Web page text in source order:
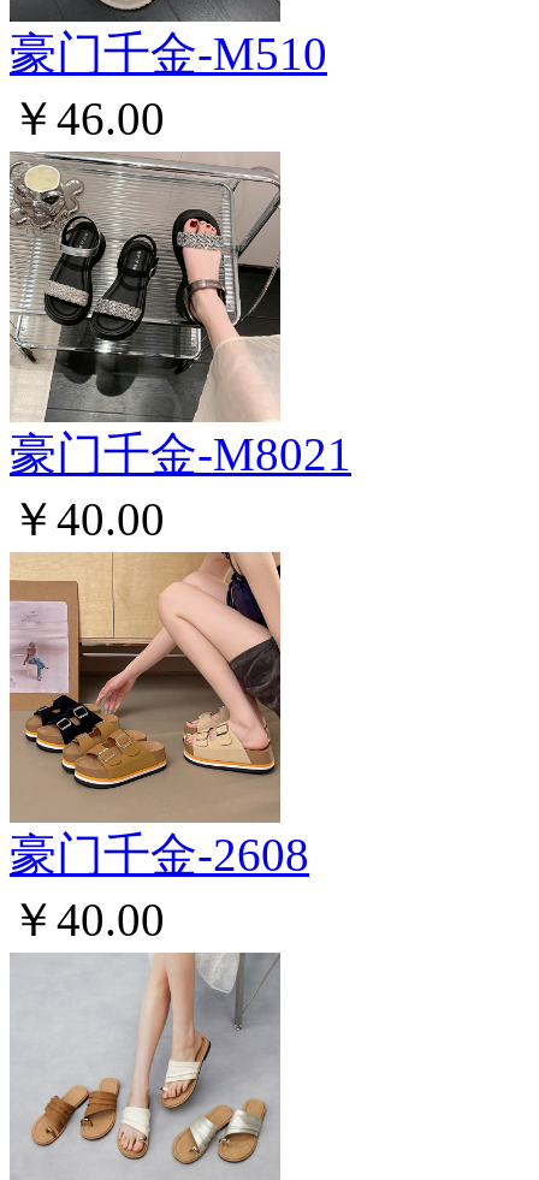
豪门千金-M510
￥46.00
豪门千金-M8021
￥40.00
豪门千金-2608
￥40.00